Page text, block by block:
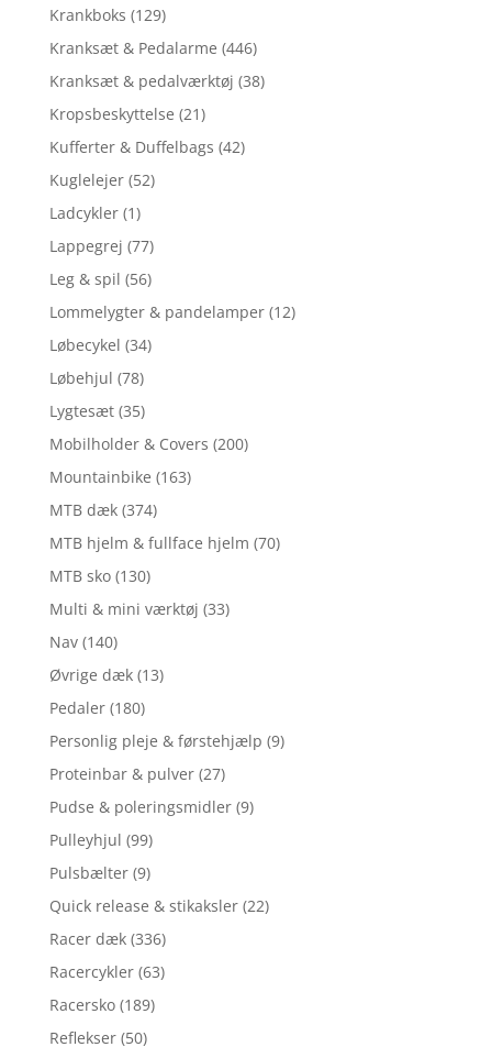
Krankboks (129)
Kranksæt & Pedalarme (446)
Kranksæt & pedalværktøj (38)
Kropsbeskyttelse (21)
Kufferter & Duffelbags (42)
Kuglelejer (52)
Ladcykler (1)
Lappegrej (77)
Leg & spil (56)
Lommelygter & pandelamper (12)
Løbecykel (34)
Løbehjul (78)
Lygtesæt (35)
Mobilholder & Covers (200)
Mountainbike (163)
MTB dæk (374)
MTB hjelm & fullface hjelm (70)
MTB sko (130)
Multi & mini værktøj (33)
Nav (140)
Øvrige dæk (13)
Pedaler (180)
Personlig pleje & førstehjælp (9)
Proteinbar & pulver (27)
Pudse & poleringsmidler (9)
Pulleyhjul (99)
Pulsbælter (9)
Quick release & stikaksler (22)
Racer dæk (336)
Racercykler (63)
Racersko (189)
Reflekser (50)